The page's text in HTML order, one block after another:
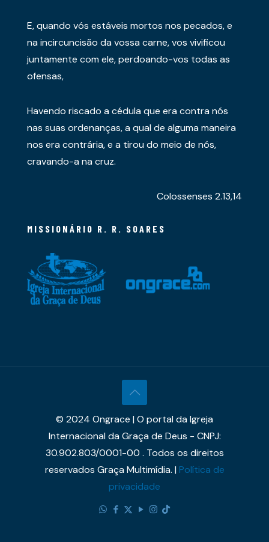
E, quando vós estáveis mortos nos pecados, e
na incircuncisão da vossa carne, vos vivificou
juntamente com ele, perdoando-vos todas as
ofensas,
Havendo riscado a cédula que era contra nós
nas suas ordenanças, a qual de alguma maneira
nos era contrária, e a tirou do meio de nós,
cravando-a na cruz.
Colossenses 2.13,14
MISSIONÁRIO R. R. SOARES
© 2024 Ongrace | O portal da Igreja
Internacional da Graça de Deus - CNPJ:
30.902.803/0001-00 . Todos os direitos
reservados Graça Multimídia. |Política de
privacidade